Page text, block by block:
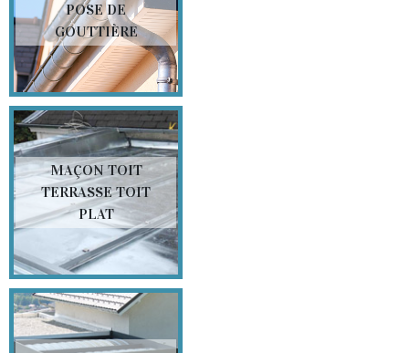
POSE DE
GOUTTIÈRE
MAÇON TOIT
TERRASSE TOIT
PLAT